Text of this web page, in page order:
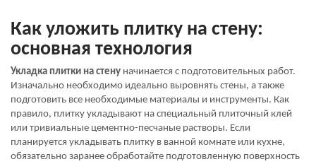
Как уложить плитку на стену:
основная технология
Укладка плитки на стену начинается с подготовительных работ.
Изначально необходимо идеально выровнять стены, а также
подготовить все необходимые материалы и инструменты. Как
правило, плитку укладывают на специальный плиточный клей
или тривиальные цементно-песчаные растворы. Если
планируется укладывать плитку в ванной комнате или кухне,
обязательно заранее обработайте подготовленную поверхность